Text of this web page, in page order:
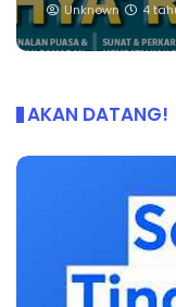
Unknown 4
AKAN DATANG!